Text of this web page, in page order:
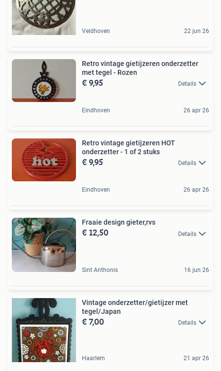
Veldhoven 22 jun 26
Retro vintage gietijzeren onderzetter
met tegel - Rozen
€ 9,95 Details
Eindhoven 26 apr 26
Retro vintage gietijzeren HOT
onderzetter - 1 of 2 stuks
€ 9,95 Details
Eindhoven 26 apr 26
Fraaie design gieter,rvs
€ 12,50 Details
Sint Anthonis 16 jun 26
Vintage onderzetter/gietijzer met
tegel/Japan
€ 7,00 Details
Haarlem 21 apr 26